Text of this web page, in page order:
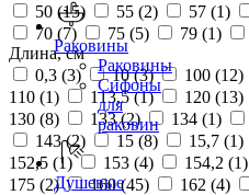
Раковины
Раковины
Сифоны
для
раковин
Душевые
50 (15) 55 (2) 57 (1)
70 (7) 75 (5) 79 (1)
Длина, см
0,3 (3) 10 (3) 100 (12)
110 (1) 113,5 (1) 120 (13)
130 (8) 133 (2) 134 (1)
143 (2) 15 (8) 15,7 (1)
152,5 (1) 153 (4) 154,2 (1)
175 (2) 160 (45) 162 (4)